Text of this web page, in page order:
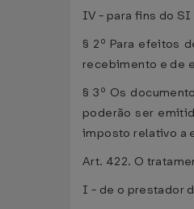
IV - para fins do
§ 2º Para efeitos
recebimento e de
§ 3º Os
poderão ser
imposto relativo a
Art. 422. O
I - de o prestador